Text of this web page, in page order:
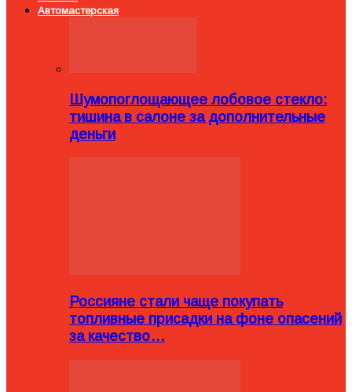
Автомастерская
Шумопоглощающее лобовое стекло:
тишина в салоне за дополнительные
деньги
Россияне стали чаще покупать
топливные присадки на фоне опасений
за качество…